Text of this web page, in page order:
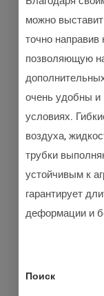
можно
точно
позволяющую
очень удобны и
условиях.
воздуха,
трубки
устойчивым к
гарантирует
деформации и
Поиск